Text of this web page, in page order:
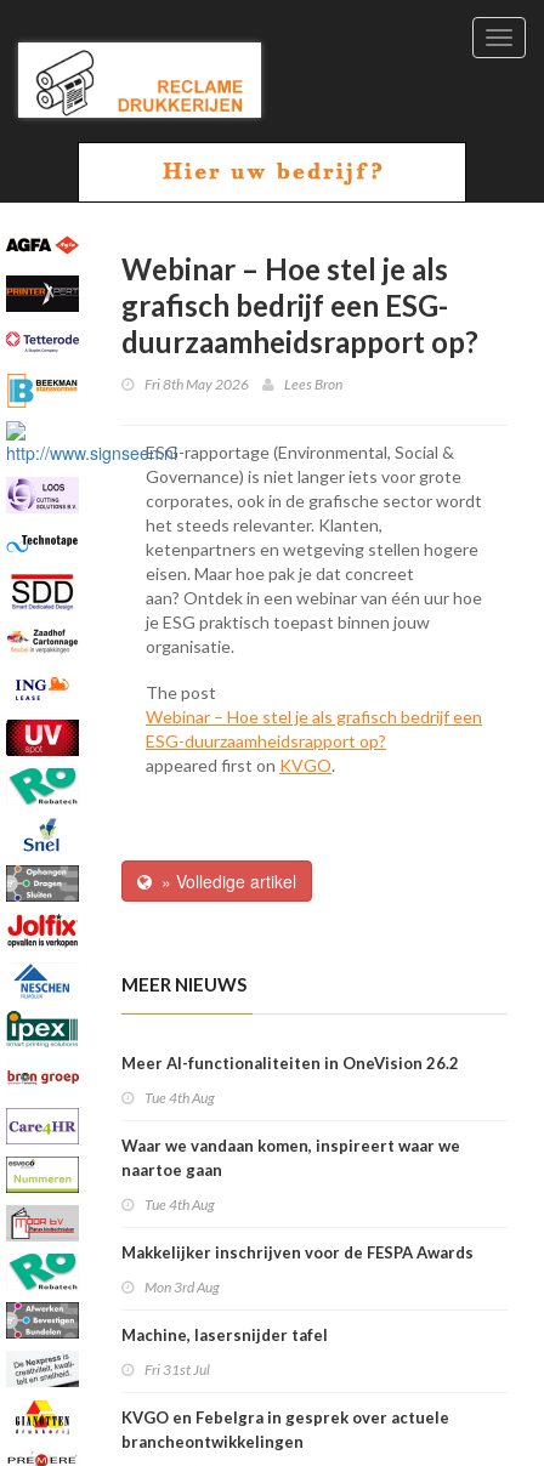
Webinar – Hoe stel je als
grafisch bedrijf een ESG-
duurzaamheidsrapport op?
Fri 8th May 2026 Lees Bron
ESG-rapportage (Environmental, Social &
Governance) is niet langer iets voor grote
corporates, ook in de grafische sector wordt
het steeds relevanter. Klanten,
ketenpartners en wetgeving stellen hogere
eisen. Maar hoe pak je dat concreet
aan? Ontdek in een webinar van één uur hoe
je ESG praktisch toepast binnen jouw
organisatie.
The post
Webinar – Hoe stel je als grafisch bedrijf een
ESG-duurzaamheidsrapport op?
appeared first on KVGO.
» Volledige artikel
MEER NIEUWS
Meer AI-functionaliteiten in OneVision 26.2
Tue 4th Aug
Waar we vandaan komen, inspireert waar we
naartoe gaan
Tue 4th Aug
Makkelijker inschrijven voor de FESPA Awards
Mon 3rd Aug
Machine, lasersnijder tafel
Fri 31st Jul
KVGO en Febelgra in gesprek over actuele
brancheontwikkelingen